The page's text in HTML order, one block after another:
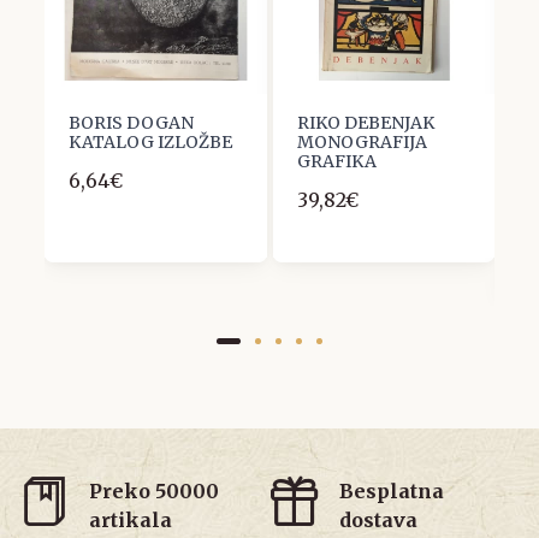
BORIS DOGAN
KATALOG IZLOŽBE
6,64€
RIKO DEBENJAK
MONOGRAFIJA
GRAFIKA
39,82€
Preko 50000
artikala
Besplatna
dostava